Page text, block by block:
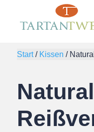
Start/ Kissen /